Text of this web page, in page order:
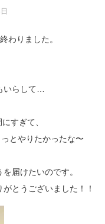
わりました。
いらして…
すぎて、
とやりたかったな〜
届けたいのです。
とうございました！！